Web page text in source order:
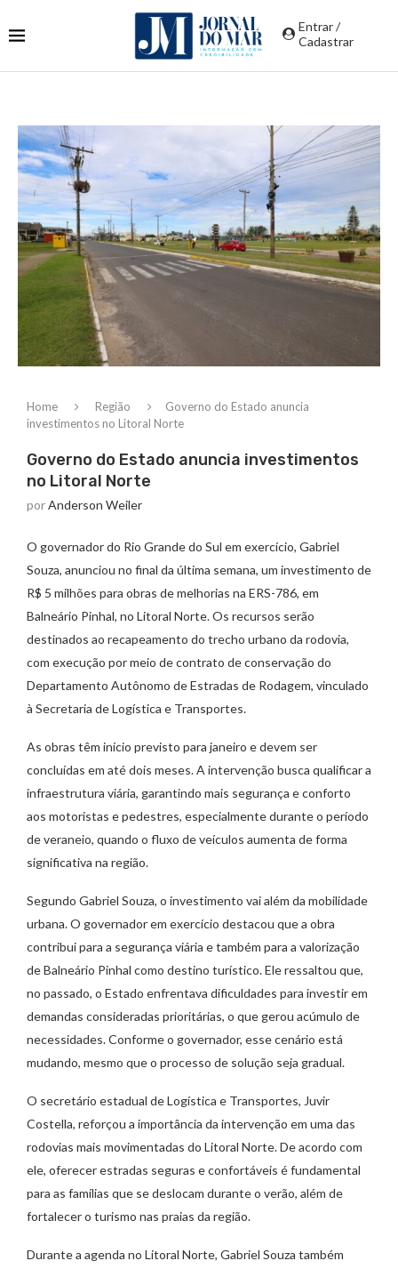
Entrar /
Cadastrar
Home Região
Governo do Estado anuncia
investimentos no Litoral Norte
Governo do Estado anuncia investimentos
no Litoral Norte
porAnderson Weiler
O governador do Rio Grande do Sul em exercício, Gabriel
Souza, anunciou no final da última semana, um investimento de
R$ 5 milhões para obras de melhorias na ERS-786, em
Balneário Pinhal, no Litoral Norte. Os recursos serão
destinados ao recapeamento do trecho urbano da rodovia,
com execução por meio de contrato de conservação do
Departamento Autônomo de Estradas de Rodagem, vinculado
à Secretaria de Logística e Transportes.
As obras têm início previsto para janeiro e devem ser
concluídas em até dois meses. A intervenção busca qualificar a
infraestrutura viária, garantindo mais segurança e conforto
aos motoristas e pedestres, especialmente durante o período
de veraneio, quando o fluxo de veículos aumenta de forma
significativa na região.
Segundo Gabriel Souza, o investimento vai além da mobilidade
urbana. O governador em exercício destacou que a obra
contribui para a segurança viária e também para a valorização
de Balneário Pinhal como destino turístico. Ele ressaltou que,
no passado, o Estado enfrentava dificuldades para investir em
demandas consideradas prioritárias, o que gerou acúmulo de
necessidades. Conforme o governador, esse cenário está
mudando, mesmo que o processo de solução seja gradual.
O secretário estadual de Logística e Transportes, Juvir
Costella, reforçou a importância da intervenção em uma das
rodovias mais movimentadas do Litoral Norte. De acordo com
ele, oferecer estradas seguras e confortáveis é fundamental
para as famílias que se deslocam durante o verão, além de
fortalecer o turismo nas praias da região.
Durante a agenda no Litoral Norte, Gabriel Souza também